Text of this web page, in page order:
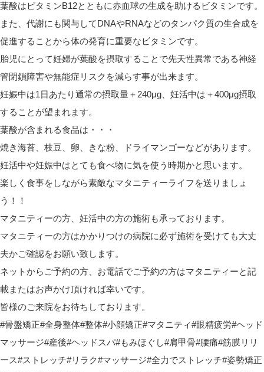
葉酸はビタミンB12とともに赤血球の生成を助けるビタミンです。
また、代謝にも関与してDNAやRNAなどのタンパク質の生合成を
促進することから体の発育に重要なビタミンです。
胎児にとって妊婦が葉酸を摂取することで先天性異常である神経
管閉鎖障害や無能症リスクを減らす事が出来ます。
妊娠中は1日あたり通常の摂取量＋240μg、妊活中は＋400μg摂取
することが望まれます。
葉酸が含まれる食品は・・・
焼き海苔、枝豆、卵、きな粉、ドライマンゴーなどがあります。
妊活中や妊娠中はとても食べ物に気を使う時期かと思います。
楽しく食事をしながら素敵なマタニティーライフを送りましょ
う！！
マタニティーの方、妊活中の方の施術も承っております。
マタニティーの方はかかりつけの病院に必ず施術を受けても大丈
夫かご確認をお願い致します。
ネットからご予約の方、お電話でご予約の方はマタニティーと記
載またはお声かけ頂ければ幸いです。
皆様のご来院をお待ちしております。
#骨盤矯正#全身整体#整体#小顔矯正#マタニティ#眼精疲労#ヘッド
マッサージ#産後#ヘッドスパ#もみほぐし#肩甲骨#腰痛#筋膜リリ
ース#ストレッチ#リラク#マッサージ#全力でストレッチ#姿勢矯正